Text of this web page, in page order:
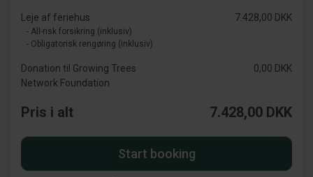
Leje af feriehus
- All-risk forsikring (inklusiv)
- Obligatorisk rengøring (inklusiv)
7.428,00 DKK
Donation til Growing Trees
Network Foundation
0,00 DKK
Pris i alt 7.428,00 DKK
Start booking